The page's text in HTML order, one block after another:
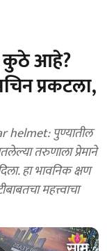
कुठे आहे?
प्रकटला,
helmet: पुण्यातील
तरुणाला प्रेमाने
हा भावनिक क्षण
महत्त्वाचा